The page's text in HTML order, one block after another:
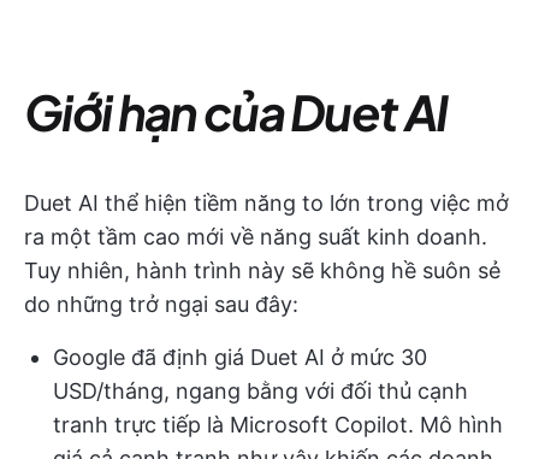
Giới hạn của Duet AI
Duet AI thể hiện tiềm năng to lớn trong việc mở
ra một tầm cao mới về năng suất kinh doanh.
Tuy nhiên, hành trình này sẽ không hề suôn sẻ
do những trở ngại sau đây:
Google đã định giá Duet AI ở mức 30
USD/tháng, ngang bằng với đối thủ cạnh
tranh trực tiếp là Microsoft Copilot. Mô hình